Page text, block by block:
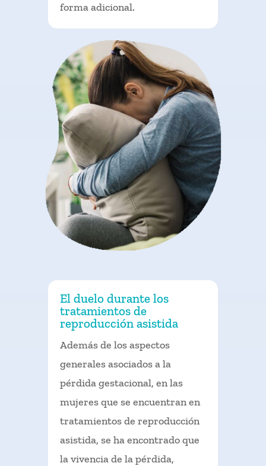
forma adicional.
El duelo durante los
tratamientos de
reproducción asistida
Además de los aspectos
generales asociados a la
pérdida gestacional, en las
mujeres que se encuentran en
tratamientos de reproducción
asistida, se ha encontrado que
la vivencia de la pérdida,